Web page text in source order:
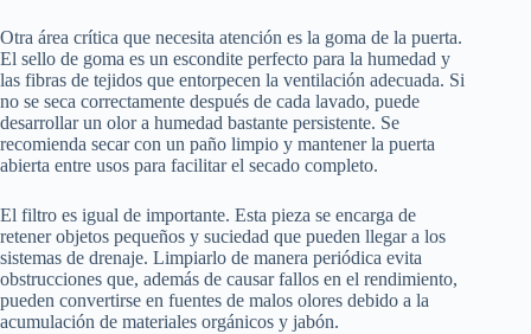
Otra área crítica que necesita atención es la goma de la puerta.
El sello de goma es un escondite perfecto para la humedad y
las fibras de tejidos que entorpecen la ventilación adecuada. Si
no se seca correctamente después de cada lavado, puede
desarrollar un olor a humedad bastante persistente. Se
recomienda secar con un paño limpio y mantener la puerta
abierta entre usos para facilitar el secado completo.
El filtro es igual de importante. Esta pieza se encarga de
retener objetos pequeños y suciedad que pueden llegar a los
sistemas de drenaje. Limpiarlo de manera periódica evita
obstrucciones que, además de causar fallos en el rendimiento,
pueden convertirse en fuentes de malos olores debido a la
acumulación de materiales orgánicos y jabón.